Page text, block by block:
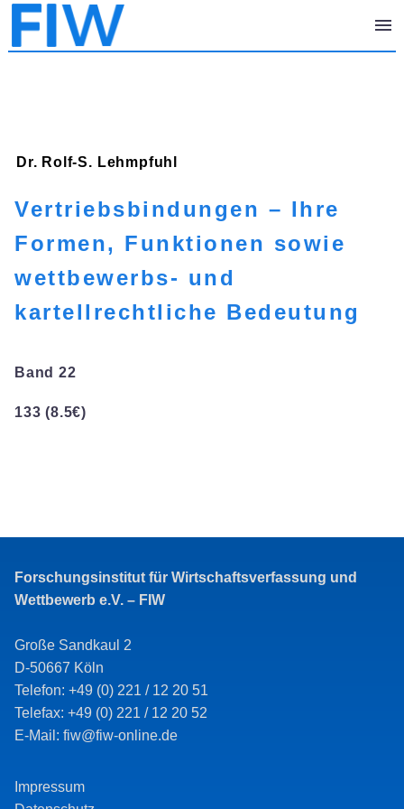
Dr. Rolf-S. Lehmpfuhl
Vertriebsbindungen – Ihre
Formen, Funktionen sowie
wettbewerbs- und
kartellrechtliche Bedeutung
Band 22
133 (8.5€)
Forschungsinstitut für Wirtschaftsverfassung und
Wettbewerb e.V. – FIW
Große Sandkaul 2
D-50667 Köln
Telefon: +49 (0) 221 / 12 20 51
Telefax: +49 (0) 221 / 12 20 52
E-Mail: fiw@fiw-online.de
Impressum